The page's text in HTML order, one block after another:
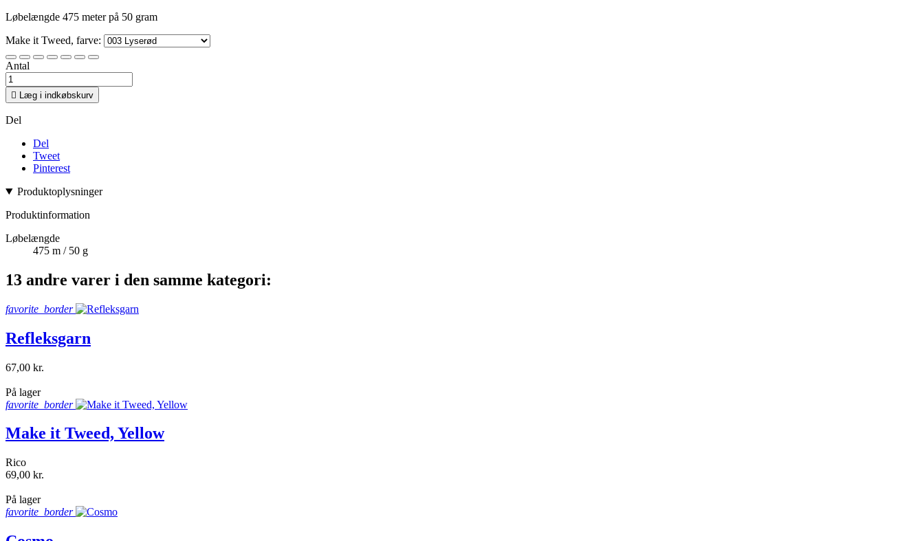
Løbelængde 475 meter på 50 gram
Make it Tweed, farve:
Antal
 Læg i indkøbskurv
Del
Del
Tweet
Pinterest
Produktoplysninger
Produktinformation
Løbelængde
475 m / 50 g
13 andre varer i den samme kategori:
favorite_border
Refleksgarn
67,00 kr.
På lager
favorite_border
Make it Tweed, Yellow
Rico
69,00 kr.
På lager
favorite_border